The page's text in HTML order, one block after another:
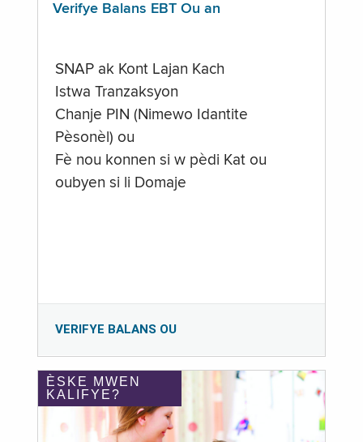
Verifye Balans EBT Ou an
SNAP ak Kont Lajan Kach
Istwa Tranzaksyon
Chanje PIN (Nimewo Idantite
Pèsonèl) ou
Fè nou konnen si w pèdi Kat ou
oubyen si li Domaje
VERIFYE BALANS OU
ÈSKE MWEN
KALIFYE?